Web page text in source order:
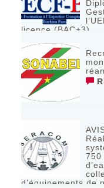
licence (BAC+3)
750
d’équipements de